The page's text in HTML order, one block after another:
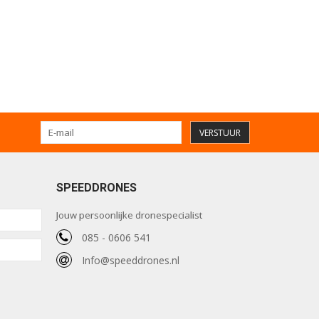
VERSTUUR
SPEEDDRONES
Jouw persoonlijke dronespecialist
085 - 0606 541
Info@speeddrones.nl